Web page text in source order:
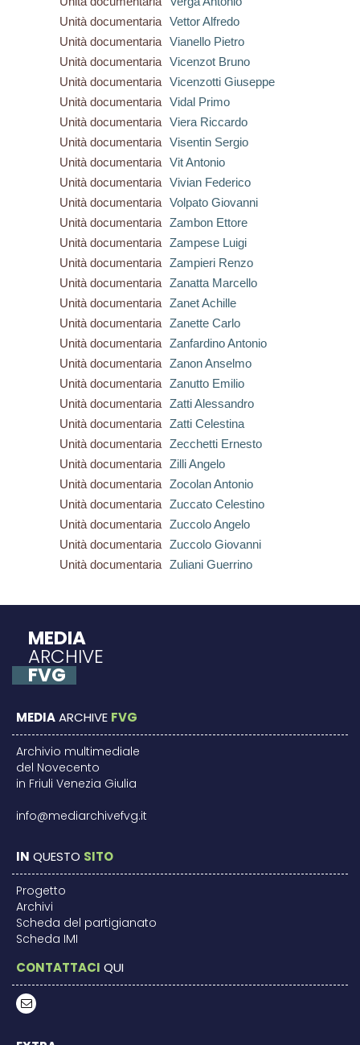
Unità documentaria
Vettor Alfredo
Unità documentaria
Vianello Pietro
Unità documentaria
Vicenzot Bruno
Unità documentaria
Vicenzotti Giuseppe
Unità documentaria
Vidal Primo
Unità documentaria
Viera Riccardo
Unità documentaria
Visentin Sergio
Unità documentaria
Vit Antonio
Unità documentaria
Vivian Federico
Unità documentaria
Volpato Giovanni
Unità documentaria
Zambon Ettore
Unità documentaria
Zampese Luigi
Unità documentaria
Zampieri Renzo
Unità documentaria
Zanatta Marcello
Unità documentaria
Zanet Achille
Unità documentaria
Zanette Carlo
Unità documentaria
Zanfardino Antonio
Unità documentaria
Zanon Anselmo
Unità documentaria
Zanutto Emilio
Unità documentaria
Zatti Alessandro
Unità documentaria
Zatti Celestina
Unità documentaria
Zecchetti Ernesto
Unità documentaria
Zilli Angelo
Unità documentaria
Zocolan Antonio
Unità documentaria
Zuccato Celestino
Unità documentaria
Zuccolo Angelo
Unità documentaria
Zuccolo Giovanni
Unità documentaria
Zuliani Guerrino
MEDIA
ARCHIVE
FVG
MEDIAARCHIVE FVG
Archivio multimediale
del Novecento
in Friuli Venezia Giulia
info@mediarchivefvg.it
IN QUESTO SITO
Progetto
Archivi
Scheda del partigianato
Scheda IMI
CONTATTACI QUI